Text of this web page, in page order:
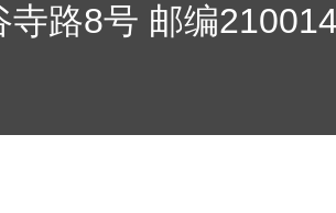
寺路8号 邮编